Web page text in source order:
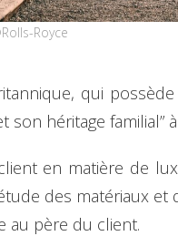
Royce
qui
héritage familial”
en matière de
des matériaux
au père du client.